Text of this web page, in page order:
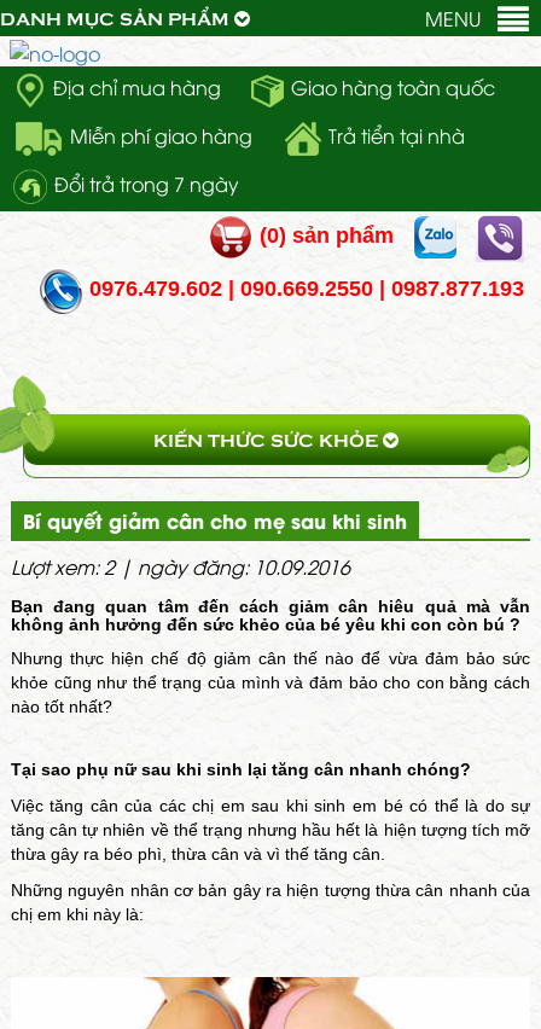
Địa chỉ mua hàng
Giao hàng toàn quốc
Miễn phí giao hàng
Trả tiển tại nhà
Đổi trả trong 7 ngày
(0) sản phẩm
0976.479.602 | 090.669.2550 | 0987.877.193
MENU
DANH MỤC SẢN PHẨM
KIẾN THỨC SỨC KHỎE
Bí quyết giảm cân cho mẹ sau khi sinh
Lượt xem: 2 | ngày đăng: 10.09.2016
Bạn đang quan tâm đến cách giảm cân hiêu quả mà vẫn
không ảnh hưởng đến sức khẻo của bé yêu khi con còn bú ?
Nhưng thực hiện chế độ giảm cân thế nào để vừa đảm bảo sức
khỏe cũng như thể trạng của mình và đảm bảo cho con bằng cách
nào tốt nhất?
Tại sao phụ nữ sau khi sinh lại tăng cân nhanh chóng?
Việc tăng cân của các chị em sau khi sinh em bé có thể là do sự
tăng cân tự nhiên về thể trạng nhưng hầu hết là hiện tượng tích mỡ
thừa gây ra béo phì, thừa cân và vì thế tăng cân.
Những nguyên nhân cơ bản gây ra hiện tượng thừa cân nhanh của
chị em khi này là: